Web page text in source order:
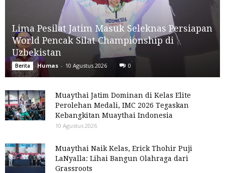
Lima Pesilat Jatim Masuk Seleknas Persiapan
World Pencak Silat Championship di
Uzbekistan
Berita Humas - 10 Agustus 2026 0
Muaythai Jatim Dominan di Kelas Elite
Perolehan Medali, IMC 2026 Tegaskan
Kebangkitan Muaythai Indonesia
10 Agustus 2026
Muaythai Naik Kelas, Erick Thohir Puji
LaNyalla: Lihai Bangun Olahraga dari
Grassroots